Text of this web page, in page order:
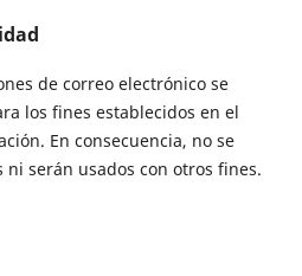
de correo electrónico se
los fines establecidos en el
En consecuencia, no se
serán usados con otros fines.